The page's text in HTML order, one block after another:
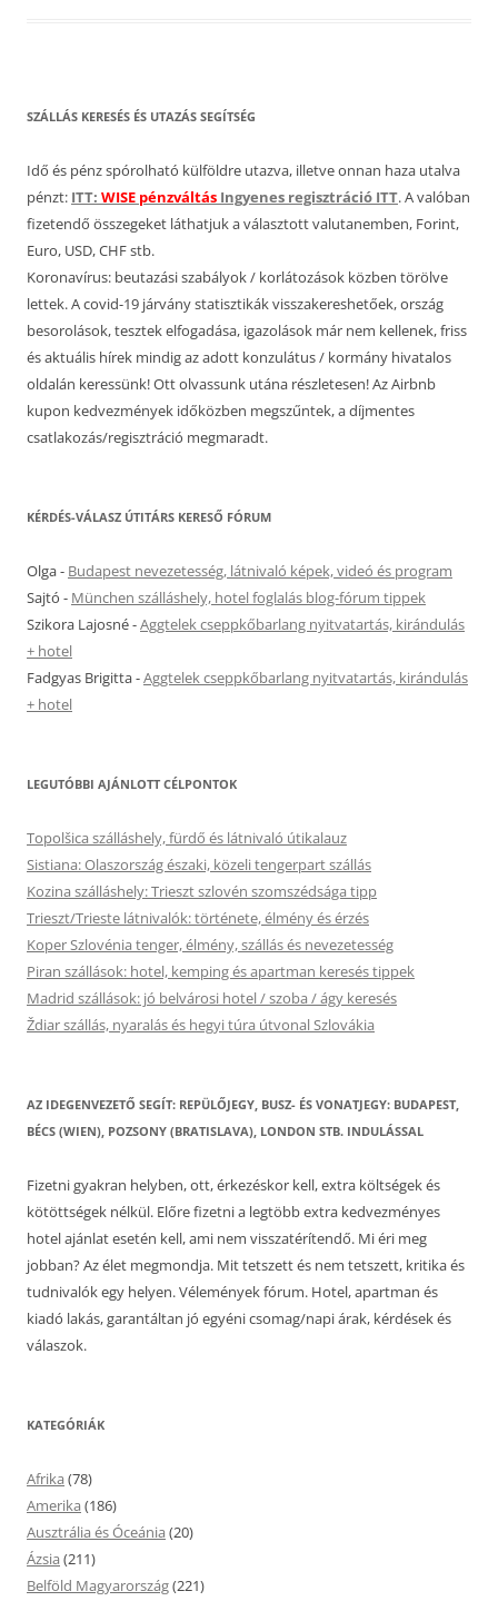
SZÁLLÁS KERESÉS ÉS UTAZÁS SEGÍTSÉG
Idő és pénz spórolható külföldre utazva, illetve onnan haza utalva
pénzt: ITT: WISE pénzváltás Ingyenes regisztráció ITT. A valóban
fizetendő összegeket láthatjuk a választott valutanemben, Forint,
Euro, USD, CHF stb.
Koronavírus: beutazási szabályok / korlátozások közben törölve
lettek. A covid-19 járvány statisztikák visszakereshetőek, ország
besorolások, tesztek elfogadása, igazolások már nem kellenek, friss
és aktuális hírek mindig az adott konzulátus / kormány hivatalos
oldalán keressünk! Ott olvassunk utána részletesen! Az Airbnb
kupon kedvezmények időközben megszűntek, a díjmentes
csatlakozás/regisztráció megmaradt.
KÉRDÉS-VÁLASZ ÚTITÁRS KERESŐ FÓRUM
Olga- Budapest nevezetesség, látnivaló képek, videó és program
Sajtó - München szálláshely, hotel foglalás blog-fórum tippek
Szikora Lajosné-Aggtelek cseppkőbarlang nyitvatartás, kirándulás
+ hotel
Fadgyas Brigitta-Aggtelek cseppkőbarlang nyitvatartás, kirándulás
+ hotel
LEGUTÓBBI AJÁNLOTT CÉLPONTOK
Topolšica szálláshely, fürdő és látnivaló útikalauz
Sistiana: Olaszország északi, közeli tengerpart szállás
Kozina szálláshely: Trieszt szlovén szomszédsága tipp
Trieszt/Trieste látnivalók: története, élmény és érzés
Koper Szlovénia tenger, élmény, szállás és nevezetesség
Piran szállások: hotel, kemping és apartman keresés tippek
Madrid szállások: jó belvárosi hotel / szoba / ágy keresés
Ždiar szállás, nyaralás és hegyi túra útvonal Szlovákia
AZ IDEGENVEZETŐ SEGÍT: REPÜLŐJEGY, BUSZ- ÉS VONATJEGY: BUDAPEST,
BÉCS (WIEN), POZSONY (BRATISLAVA), LONDON STB. INDULÁSSAL
Fizetni gyakran helyben, ott, érkezéskor kell, extra költségek és
kötöttségek nélkül. Előre fizetni a legtöbb extra kedvezményes
hotel ajánlat esetén kell, ami nem visszatérítendő. Mi éri meg
jobban? Az élet megmondja. Mit tetszett és nem tetszett, kritika és
tudnivalók egy helyen. Vélemények fórum. Hotel, apartman és
kiadó lakás, garantáltan jó egyéni csomag/napi árak, kérdések és
válaszok.
KATEGÓRIÁK
Afrika (78)
Amerika (186)
Ausztrália és Óceánia (20)
Ázsia (211)
Belföld Magyarország(221)